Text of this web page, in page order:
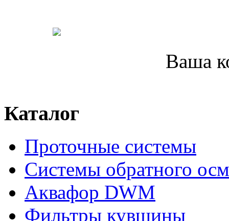
Ваша
Каталог
Проточные системы
Системы обратного
Аквафор DWM
Фильтры кувшины